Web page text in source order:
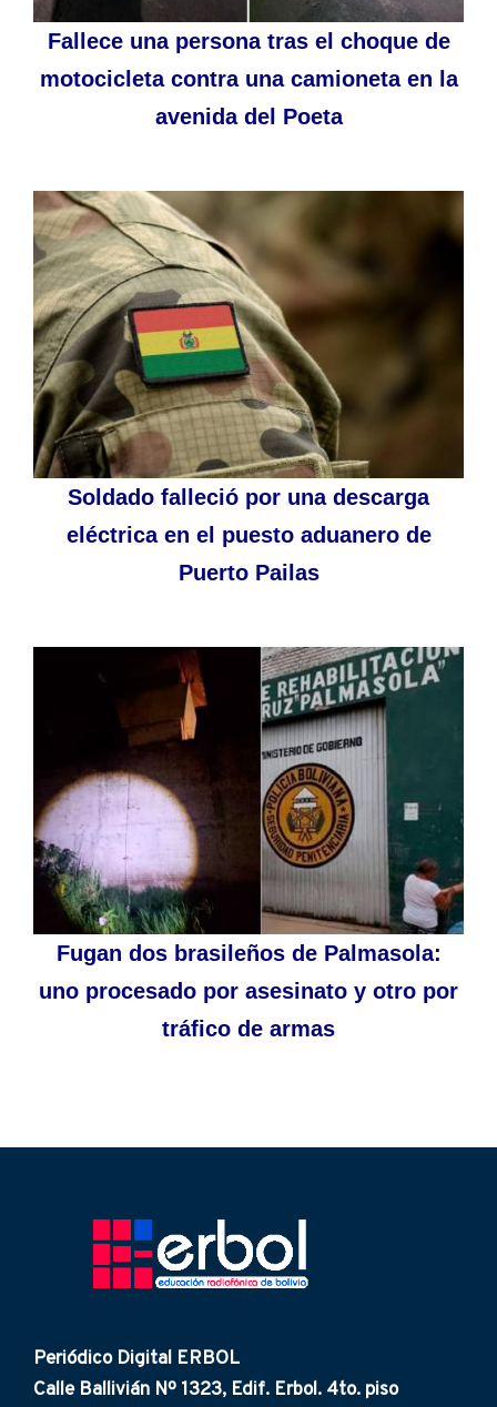
Fallece una persona tras el choque de
motocicleta contra una camioneta en la
avenida del Poeta
Soldado falleció por una descarga
eléctrica en el puesto aduanero de
Puerto Pailas
Fugan dos brasileños de Palmasola:
uno procesado por asesinato y otro por
tráfico de armas
Periódico Digital ERBOL
Calle Ballivián Nº 1323, Edif. Erbol. 4to. piso